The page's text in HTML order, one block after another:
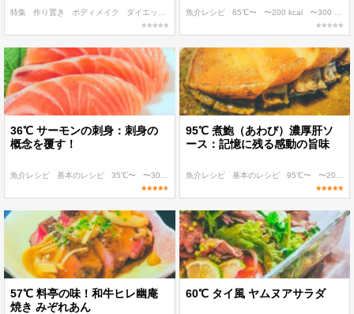
特集 作り置き ボディメイク ダイエット 朝食・ランチ
魚介レシピ 65℃〜 〜200 kcal 〜300 kcal
36℃ サーモンの刺身：刺身の
概念を覆す！
魚介レシピ 基本のレシピ 35℃〜 〜300 kcal 〜400 kcal
95℃ 煮鮑（あわび）濃厚肝ソ
ース：記憶に残る感動の旨味
魚介レシピ 基本のレシピ 95℃〜 〜200 kcal
57℃ 料亭の味！和牛ヒレ幽庵
焼き みぞれあん
60℃ タイ風 ヤムヌアサラダ